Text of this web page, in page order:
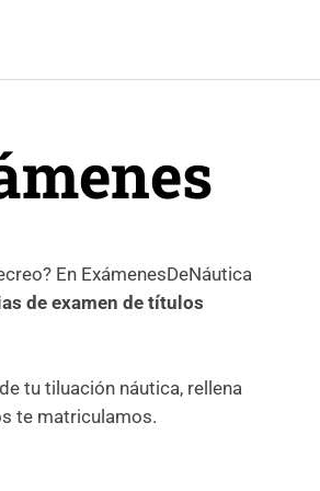
En ExámenesDeNáutica
de examen de títulos
tu tiluación náutica, rellena
te matriculamos.